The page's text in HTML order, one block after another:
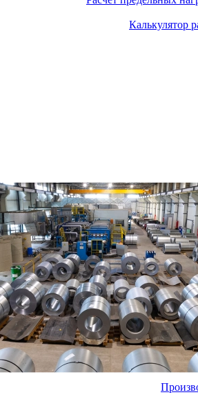
Калькулятор